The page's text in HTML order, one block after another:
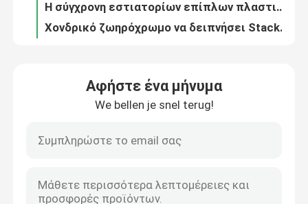
Μας ελάτε σε επαφή με
Έπιπλα εγχώριων δωματίων
Τραπεζαρία Furnitures
Οι καυτές και ζωηρόχρωμες κλασικές πλαστικές έδρες εστιατορίων μπορούν να συσσωρευθούν, με τη χαμηλή τιμή και τη μεγάλη ικανότητα φόρτωσης
Αφήστε ένα μήνυμα
We bellen je snel terug!